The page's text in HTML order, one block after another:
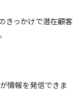
きっかけで潜在顧客
情報を発信できま